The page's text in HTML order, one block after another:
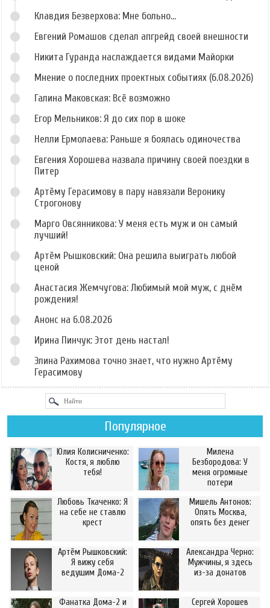
Клавдия Безверхова: Мне больно...
Евгений Ромашов сделал апгрейд своей внешности
Никита Гуранда наслаждается видами Майорки
Мнение о последних проектных событиях (6.08.2026)
Галина Маковская: Всё возможно
Егор Мельников: Я до сих пор в шоке
Нелли Ермолаева: Раньше я боялась одиночества
Евгения Хорошева назвала причину своей поездки в
Питер
Артёму Герасимову в пару навязали Веронику
Строгонову
Марго Овсянникова: У меня есть муж и он самый
лучший!
Артём Рышковский: Она решила выиграть любой
ценой
Анастасия Жемчугова: Любимый мой муж, с днём
рождения!
Анонс на 6.08.2026
Ирина Пинчук: Этот день настал!
Элина Рахимова точно знает, что нужно Артёму
Герасимову
Популярное
Юлия Колисниченко:
Костя, я люблю
тебя!
Милена
Безбородова: У
меня огромные
потери
Любовь Ткаченко: Я
на себе не ставлю
крест
Мишель Антонов:
Опять Москва,
опять без денег
Артём Рышковский:
Я вижу себя
ведущим Дома-2
Александра Черно:
Мужчины, я здесь
из-за донатов
Фанатка Дома-2 и
Сергей Хорошев